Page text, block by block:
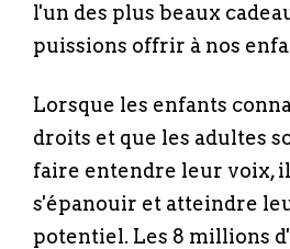
l'un des plus beaux
puissions offrir à nos
Lorsque les enfants
droits et que les adultes
faire entendre leur voix,
s'épanouir et atteindre
potentiel. Les 8 millions